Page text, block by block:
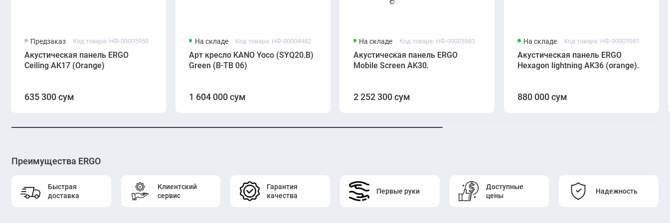
Предзаказ Код товара: НФ-00005959
Акустическая панель ERGO
Ceiling AK17 (Orange)
635 300 сум
На складе Код товара: НФ-00004482
Арт кресло KANO Yoco (SYQ20.B)
Green (B-TB 06)
1 604 000 сум
На складе Код товара: НФ-00005983
Акустическая панель ERGO
Mobile Screen AK30.
2 252 300 сум
На складе Код товара: НФ-00005981
Акустическая панель ERGO
Hexagon lightning AK36 (orange).
880 000 сум
Преимущества ERGO
Быстрая
доставка
Клиентский
сервис
Гарантия
качества
Первые руки
Доступные
цены
Надежность